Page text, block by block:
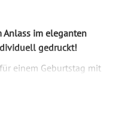
Anlass im eleganten
gedruckt!
einem Geburtstag mit
Gold und hellem